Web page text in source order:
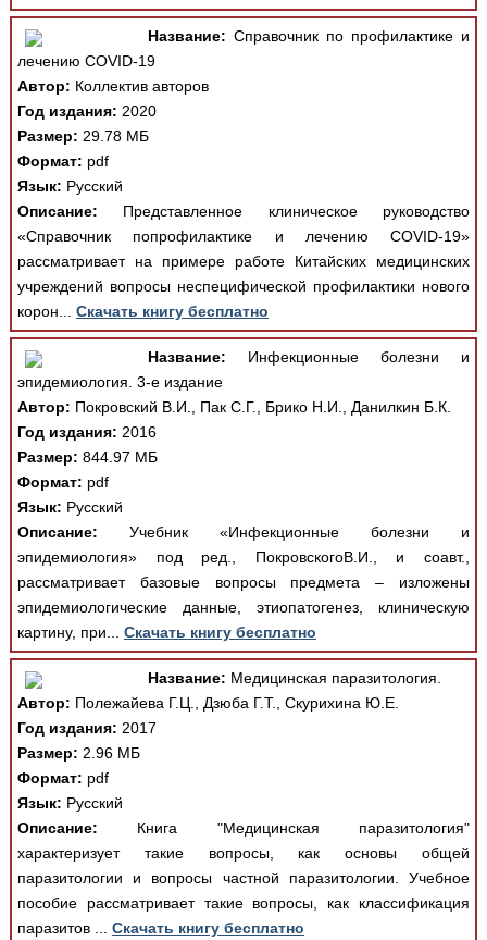
Название: Справочник по профилактике и
лечению COVID-19
Автор: Коллектив авторов
Год издания: 2020
Размер: 29.78 МБ
Формат: pdf
Язык: Русский
Описание: Представленное клиническое руководство
«Справочник попрофилактике и лечению COVID-19»
рассматривает на примере работе Китайских медицинских
учреждений вопросы неспецифической профилактики нового
корон... Скачать книгу бесплатно
Название: Инфекционные болезни и
эпидемиология. 3-е издание
Автор: Покровский В.И., Пак С.Г., Брико Н.И., Данилкин Б.К.
Год издания: 2016
Размер: 844.97 МБ
Формат: pdf
Язык: Русский
Описание: Учебник «Инфекционные болезни и
эпидемиология» под ред., ПокровскогоВ.И., и соавт.,
рассматривает базовые вопросы предмета – изложены
эпидемиологические данные, этиопатогенез, клиническую
картину, при... Скачать книгу бесплатно
Название: Медицинская паразитология.
Автор: Полежайева Г.Ц., Дзюба Г.Т., Скурихина Ю.Е.
Год издания: 2017
Размер: 2.96 МБ
Формат: pdf
Язык: Русский
Описание: Книга "Медицинская паразитология"
характеризует такие вопросы, как основы общей
паразитологии и вопросы частной паразитологии. Учебное
пособие рассматривает такие вопросы, как классификация
паразитов ... Скачать книгу бесплатно